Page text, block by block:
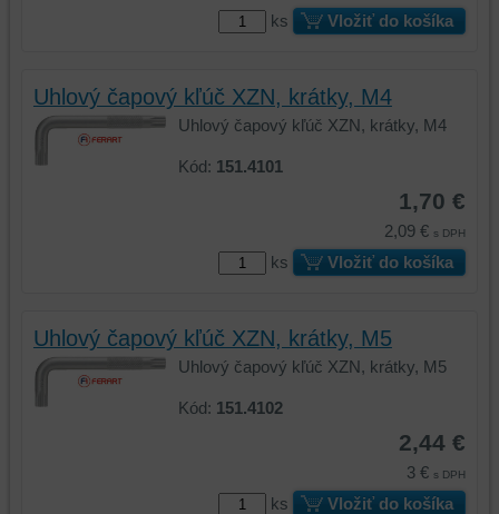
ks Vložiť do košíka
Uhlový čapový kľúč XZN, krátky, M4
Uhlový čapový kľúč XZN, krátky, M4
Kód: 151.4101
1,70 €
2,09 € s DPH
ks Vložiť do košíka
Uhlový čapový kľúč XZN, krátky, M5
Uhlový čapový kľúč XZN, krátky, M5
Kód: 151.4102
2,44 €
3 € s DPH
ks Vložiť do košíka